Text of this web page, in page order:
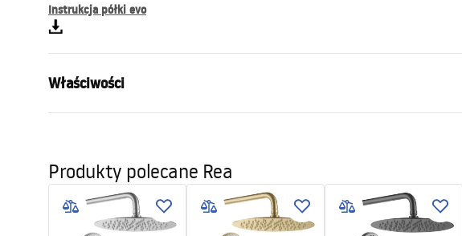
Instrukcja półki evo
Właściwości
Typ kabiny
Szkło
Transparentne 8mm
Aero
Produkty polecane Rea